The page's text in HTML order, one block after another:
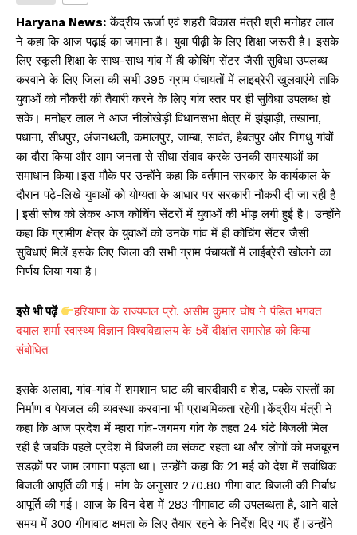
s
A
p
p
e
b
o
o
k
y
Li
n
k
e
Haryana News: केंद्रीय ऊर्जा एवं शहरी विकास मंत्री श्री मनोहर लाल
ने कहा कि आज पढ़ाई का जमाना है। युवा पीढ़ी के लिए शिक्षा जरूरी है। इसके
लिए स्कूली शिक्षा के साथ-साथ गांव में ही कोचिंग सेंटर जैसी सुविधा उपलब्ध
करवाने के लिए जिला की सभी 395 ग्राम पंचायतों में लाइब्रेरी खुलवाएंगे ताकि
युवाओं को नौकरी की तैयारी करने के लिए गांव स्तर पर ही सुविधा उपलब्ध हो
सके। मनोहर लाल ने आज नीलोखेड़ी विधानसभा क्षेत्र में झंझाड़ी, तखाना,
पधाना, सीधपुर, अंजनथली, कमालपुर, जाम्बा, सावंत, हैबतपुर और निगधु गांवों
का दौरा किया और आम जनता से सीधा संवाद करके उनकी समस्याओं का
समाधान किया।इस मौके पर उन्होंने कहा कि वर्तमान सरकार के कार्यकाल के
दौरान पढ़े-लिखे युवाओं को योग्यता के आधार पर सरकारी नौकरी दी जा रही है
| इसी सोच को लेकर आज कोचिंग सेंटरों में युवाओं की भीड़ लगी हुई है। उन्होंने
कहा कि ग्रामीण क्षेत्र के युवाओं को उनके गांव में ही कोचिंग सेंटर जैसी
सुविधाएं मिलें इसके लिए जिला की सभी ग्राम पंचायतों में लाईब्रेरी खोलने का
निर्णय लिया गया है।
इसे भी पढ़ें
हरियाणा के राज्यपाल प्रो. असीम कुमार घोष ने पंडित भगवत
दयाल शर्मा स्वास्थ्य विज्ञान विश्वविद्यालय के 5वें दीक्षांत समारोह को किया
संबोधित
इसके अलावा, गांव-गांव में शमशान घाट की चारदीवारी व शेड, पक्के रास्तों का
निर्माण व पेयजल की व्यवस्था करवाना भी प्राथमिकता रहेगी।केंद्रीय मंत्री ने
कहा कि आज प्रदेश में म्हारा गांव-जगमग गांव के तहत 24 घंटे बिजली मिल
रही है जबकि पहले प्रदेश में बिजली का संकट रहता था और लोगों को मजबूरन
सडक़ों पर जाम लगाना पड़ता था। उन्होंने कहा कि 21 मई को देश में सर्वाधिक
बिजली आपूर्ति की गई। मांग के अनुसार 270.80 गीगा वाट बिजली की निर्बाध
आपूर्ति की गई। आज के दिन देश में 283 गीगावाट की उपलब्धता है, आने वाले
समय में 300 गीगावाट क्षमता के लिए तैयार रहने के निर्देश दिए गए हैं।उन्होंने